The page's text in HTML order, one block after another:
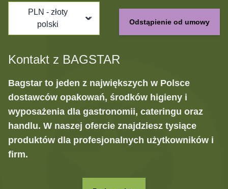
PLN - złoty
polski
Odstąpienie od umowy
Kontakt z BAGSTAR
Bagstar to jeden z największych w Polsce
dostawców opakowań, środków higieny i
wyposażenia dla gastronomii, cateringu oraz
handlu. W naszej ofercie znajdziesz tysiące
produktów dla profesjonalnych użytkowników i
firm.